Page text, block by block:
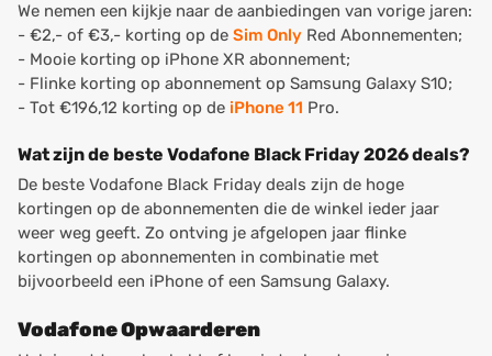
We nemen een kijkje naar de aanbiedingen van vorige jaren:
- €2,- of €3,- korting op de Sim Only Red Abonnementen;
- Mooie korting op iPhone XR abonnement;
- Flinke korting op abonnement op Samsung Galaxy S10;
- Tot €196,12 korting op de iPhone 11 Pro.
Wat zijn de beste Vodafone Black Friday 2026 deals?
De beste Vodafone Black Friday deals zijn de hoge
kortingen op de abonnementen die de winkel ieder jaar
weer weg geeft. Zo ontving je afgelopen jaar flinke
kortingen op abonnementen in combinatie met
bijvoorbeeld een iPhone of een Samsung Galaxy.
Vodafone Opwaarderen